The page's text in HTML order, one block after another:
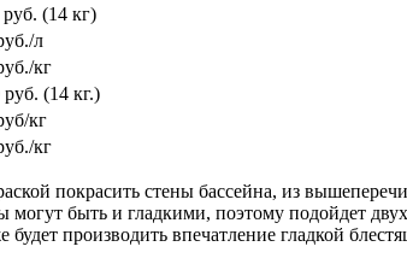
руб. (14 кг)
л
кг
руб. (14 кг.)
кг
кг
покрасить стены бассейна, из
могут быть и гладкими, поэтому подойдет
будет производить впечатление гладкой